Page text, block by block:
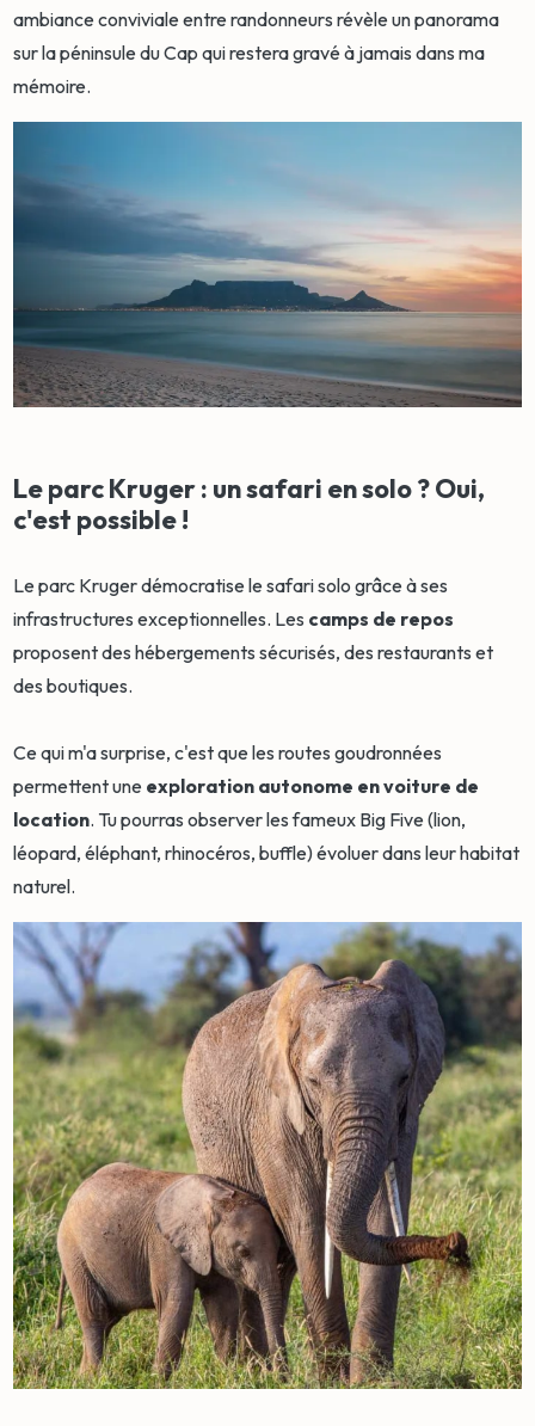
ambiance conviviale entre randonneurs révèle un panorama
sur la péninsule du Cap qui restera gravé à jamais dans ma
mémoire.
Le parc Kruger : un safari en solo ? Oui,
c'est possible !
Le parc Kruger démocratise le safari solo grâce à ses
infrastructures exceptionnelles. Les camps de repos
proposent des hébergements sécurisés, des restaurants et
des boutiques.
Ce qui m'a surprise, c'est que les routes goudronnées
permettent une exploration autonome en voiture de
location. Tu pourras observer les fameux Big Five (lion,
léopard, éléphant, rhinocéros, buffle) évoluer dans leur habitat
naturel.